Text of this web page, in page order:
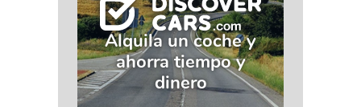
Alquila un coche y
ahorra tiempo y
dinero